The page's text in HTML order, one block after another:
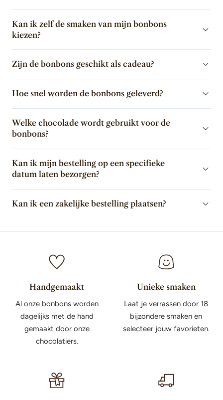
Kan ik zelf de smaken van mijn bonbons
kiezen?
Zijn de bonbons geschikt als cadeau?
Hoe snel worden de bonbons geleverd?
Welke chocolade wordt gebruikt voor de
bonbons?
Kan ik mijn bestelling op een specifieke
datum laten bezorgen?
Kan ik een zakelijke bestelling plaatsen?
Handgemaakt
Al onze bonbons worden
dagelijks met de hand
gemaakt door onze
chocolatiers.
Unieke smaken
Laat je verrassen door 18
bijzondere smaken en
selecteer jouw favorieten.